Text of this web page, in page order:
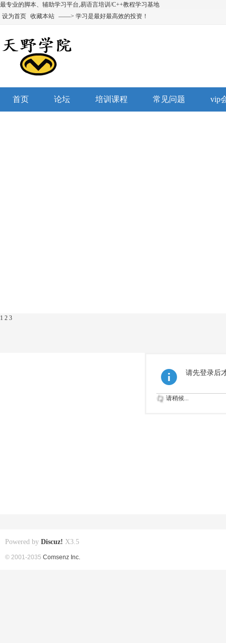
最专业的脚本、辅助学习平台,易语言培训/C++教程学习基地
设为首页 收藏本站 ——> 学习是最好最高效的投资！
首页 论坛 培训课程 常见问题 vip
1 2 3
请先登录后
请稍候...
Powered by Discuz! X3.5
© 2001-2035 Comsenz Inc.